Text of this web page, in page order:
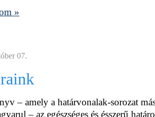
»
07.
– amely a határvonalak-sorozat
– az egészséges és ésszerű